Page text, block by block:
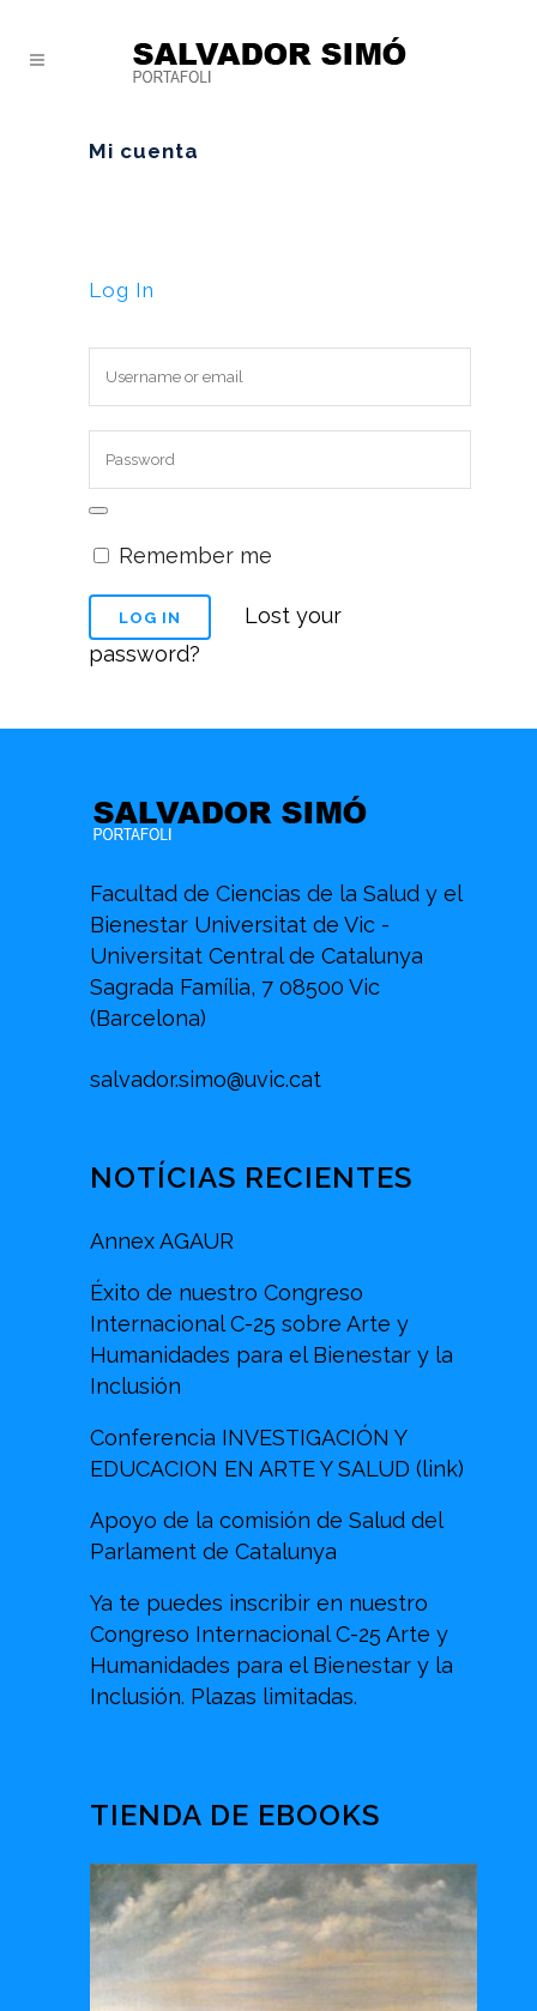
Mi cuenta
Log In
Remember me
Lost your
password?
Facultad de Ciencias de la Salud y el
Bienestar Universitat de Vic -
Universitat Central de Catalunya
Sagrada Família, 7 08500 Vic
(Barcelona)
salvador.simo@uvic.cat
NOTÍCIAS RECIENTES
Annex AGAUR
Éxito de nuestro Congreso
Internacional C-25 sobre Arte y
Humanidades para el Bienestar y la
Inclusión
Conferencia INVESTIGACIÓN Y
EDUCACION EN ARTE Y SALUD (link)
Apoyo de la comisión de Salud del
Parlament de Catalunya
Ya te puedes inscribir en nuestro
Congreso Internacional C-25 Arte y
Humanidades para el Bienestar y la
Inclusión. Plazas limitadas.
TIENDA DE EBOOKS